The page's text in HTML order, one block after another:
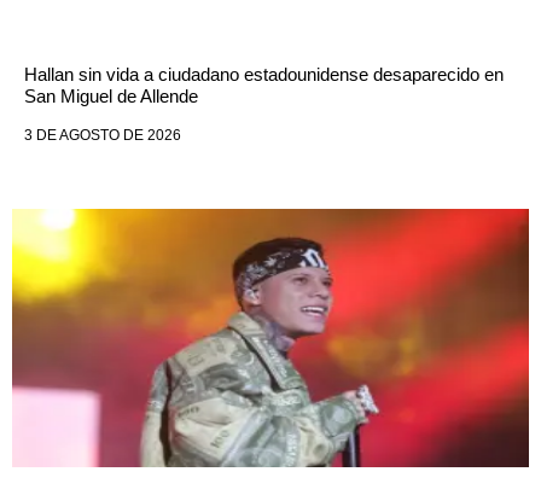
Hallan sin vida a ciudadano estadounidense desaparecido en
San Miguel de Allende
3 DE AGOSTO DE 2026